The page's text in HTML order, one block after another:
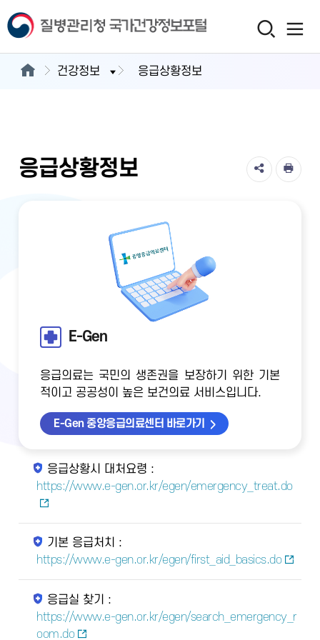
건강정보 응급상황정보
응급상황정보
E-Gen
응급의료는 국민의 생존권을 보장하기 위한 기본
적이고 공공성이 높은 보건의료 서비스입니다.
E-Gen 중앙응급의료센터 바로가기
응급상황시 대처요령 :
https://www.e-gen.or.kr/egen/emergency_treat.do
기본 응급처치 :
https://www.e-gen.or.kr/egen/first_aid_basics.do
응급실 찾기 :
https://www.e-gen.or.kr/egen/search_emergency_r
oom.do